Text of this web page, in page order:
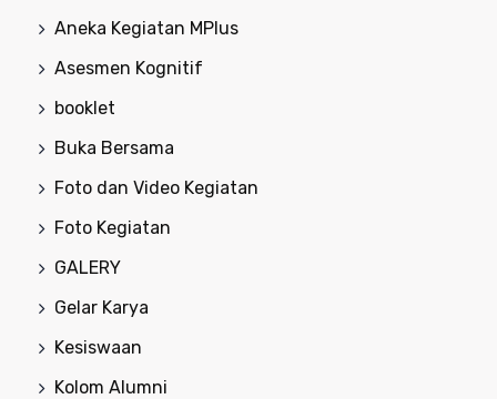
Aneka Kegiatan MPlus
Asesmen Kognitif
booklet
Buka Bersama
Foto dan Video Kegiatan
Foto Kegiatan
GALERY
Gelar Karya
Kesiswaan
Kolom Alumni